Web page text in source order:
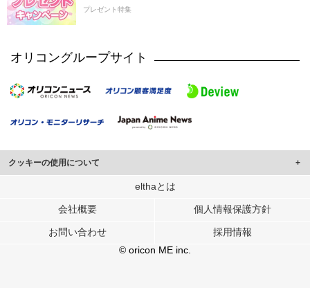
プレゼント特集
オリコングループサイト
クッキーの使用について
このサイトでは Cookie を使用して、ユーザーに合わせたコンテンツや広告の
行っています。
メディアや広告配信、データ解析の各パートナーに提供しています。
各パートナーは、この情報とユーザーが各パートナーに提供した他の情報や、
ユーザーが各パートナーのサービスを使用したときに収集した他の情報を組み
elthaとは
会社概要 個人情報保護方針
お問い合わせ
採用情報
© oricon ME inc.